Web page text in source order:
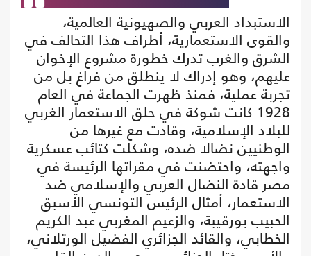
الاستبداد العربي والصهيونية العالمية،
والقوى الاستعمارية، أطراف هذا التحالف في
الشرق والغرب تدرك خطورة مشروع الإخوان
عليهم، وهو إدراك لا ينطلق من فراغ بل من
تجربة عملية، فمنذ ظهرت الجماعة في العام
1928 كانت شوكة في حلق الاستعمار الغربي
للبلاد الإسلامية، وقادت مع غيرها من
الوطنيين نضالا ضده، وشكلت كتائب عسكرية
واجهته، واحتضنت في مقراتها الرئيسة في
مصر قادة النضال العربي والإسلامي ضد
الاستعمار، أمثال الرئيس التونسي الأسبق
الحبيب بورقيبة، والزعيم المغربي عبد الكريم
الخطابي، والقائد الجزائري الفضيل الورتلاني،